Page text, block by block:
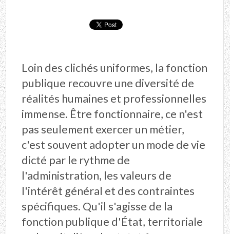
Loin des clichés uniformes, la fonction
publique recouvre une diversité de
réalités humaines et professionnelles
immense. Être fonctionnaire, ce n'est
pas seulement exercer un métier,
c'est souvent adopter un mode de vie
dicté par le rythme de
l'administration, les valeurs de
l'intérêt général et des contraintes
spécifiques. Qu'il s'agisse de la
fonction publique d'État, territoriale